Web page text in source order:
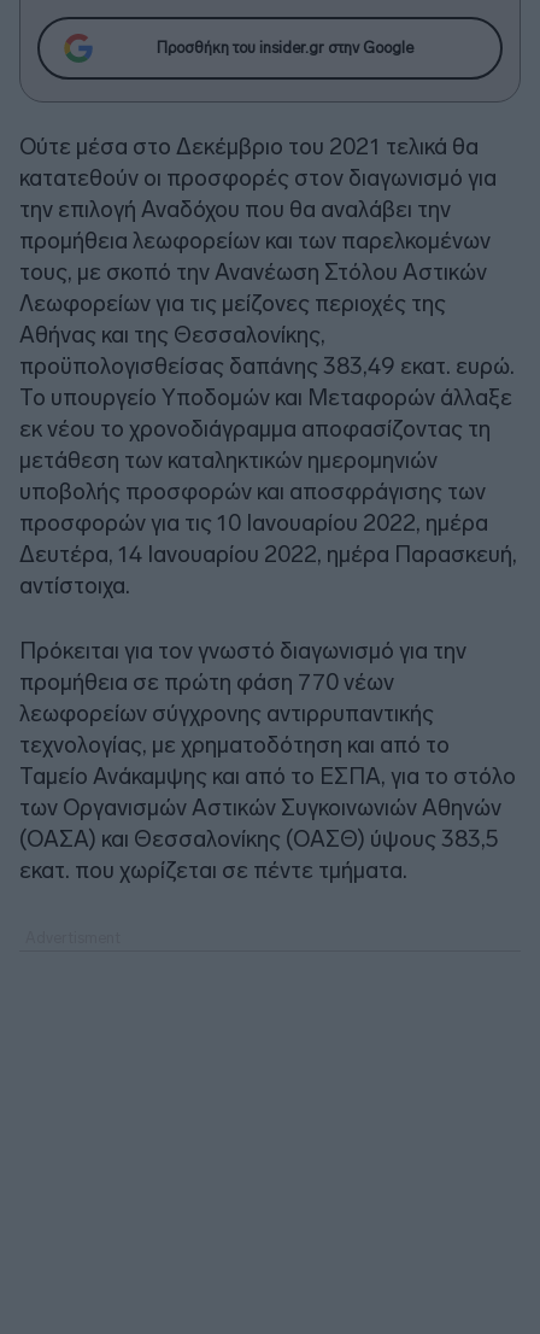
Προσθήκη του insider.gr στην Google
Ούτε μέσα στο Δεκέμβριο του 2021 τελικά θα
κατατεθούν οι προσφορές στον διαγωνισμό για
την επιλογή Αναδόχου που θα αναλάβει την
προμήθεια λεωφορείων και των παρελκομένων
τους, με σκοπό την Ανανέωση Στόλου Αστικών
Λεωφορείων για τις μείζονες περιοχές της
Αθήνας και της Θεσσαλονίκης,
προϋπολογισθείσας δαπάνης 383,49 εκατ. ευρώ.
Το υπουργείο Υποδομών και Μεταφορών άλλαξε
εκ νέου το χρονοδιάγραμμα αποφασίζοντας τη
μετάθεση των καταληκτικών ημερομηνιών
υποβολής προσφορών και αποσφράγισης των
προσφορών για τις 10 Ιανουαρίου 2022, ημέρα
Δευτέρα, 14 Ιανουαρίου 2022, ημέρα Παρασκευή,
αντίστοιχα.
Πρόκειται για τον γνωστό διαγωνισμό για την
προμήθεια σε πρώτη φάση 770 νέων
λεωφορείων σύγχρονης αντιρρυπαντικής
τεχνολογίας, με χρηματοδότηση και από το
Ταμείο Ανάκαμψης και από το ΕΣΠΑ, για το στόλο
των Οργανισμών Αστικών Συγκοινωνιών Αθηνών
(ΟΑΣΑ) και Θεσσαλονίκης (ΟΑΣΘ) ύψους 383,5
εκατ. που χωρίζεται σε πέντε τμήματα.